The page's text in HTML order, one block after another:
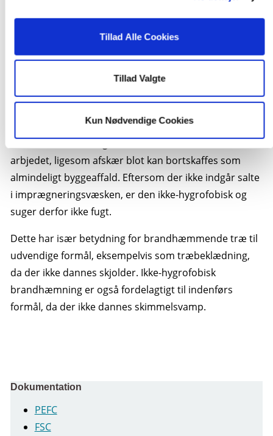
Tillad Alle Cookies
Tillad Valgte
Kun Nødvendige Cookies
beklædningstræ, konstruktionstræ og tagplader.
hjælper den brandhæmmende imprægneringsvæske
med at trænge dybt ind i træet.
hverken gasser eller tungmetaller ved brand. Det er
heller ikke nødvendigt at anvende værnemidler ved
arbjedet, ligesom afskær blot kan bortskaffes som
almindeligt byggeaffald. Eftersom der ikke indgår salte
i imprægneringsvæsken, er den ikke-hygrofobisk og
suger derfor ikke fugt.
Dette har især betydning for brandhæmmende træ til
udvendige formål, eksempelvis som træbeklædning,
da der ikke dannes skjolder. Ikke-hygrofobisk
brandhæmning er også fordelagtigt til indenførs
formål, da der ikke dannes skimmelsvamp.
Dokumentation
PEFC
FSC